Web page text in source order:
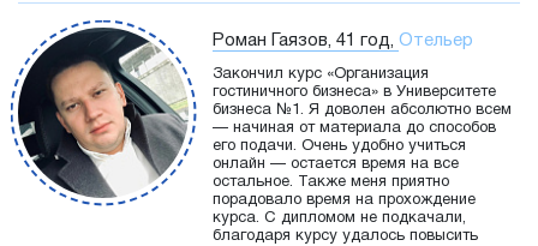
Роман Гаязов, 41 год, Отельер
Закончил курс «Организация
гостиничного бизнеса» в Университете
бизнеса №1. Я доволен абсолютно всем
— начиная от материала до способов
его подачи. Очень удобно учиться
онлайн — остается время на все
остальное. Также меня приятно
порадовало время на прохождение
курса. С дипломом не подкачали,
благодаря курсу удалось повысить